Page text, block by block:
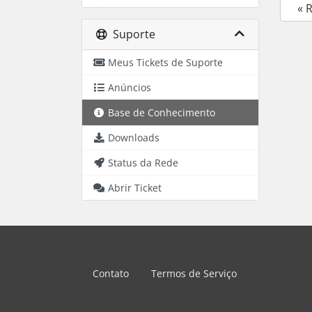
Suporte
Meus Tickets de Suporte
Anúncios
Base de Conhecimento
Downloads
Status da Rede
Abrir Ticket
«
Contato Termos de Serviço